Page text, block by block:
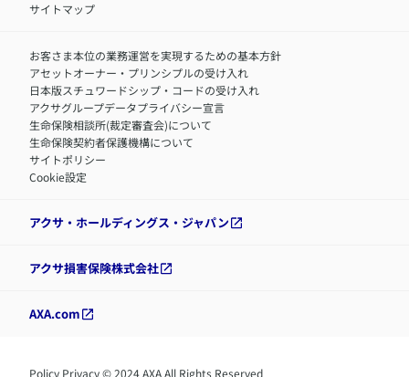
サイトマップ
お客さま本位の業務運営を実現するための基本方針
アセットオーナー・プリンシプルの受け入れ
日本版スチュワードシップ・コードの受け入れ
アクサグループデータプライバシー宣言
生命保険相談所(裁定審査会)について
生命保険契約者保護機構について
サイトポリシー
Cookie設定
アクサ・ホールディングス・ジャパン
アクサ損害保険株式会社
AXA.com
Policy Privacy © 2024 AXA All Rights Reserved